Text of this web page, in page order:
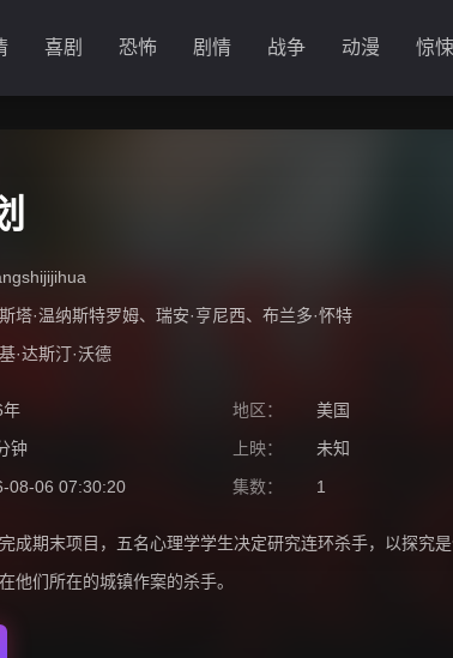
喜剧 恐怖 剧情 战争 动漫 惊悚
塔·温纳斯特罗姆、 瑞安·亨尼西、 布兰多·怀特
·达斯汀·沃德
年 地区： 美国
钟 上映： 未知
08-06 07:30:20 集数： 1
成期末项目，五名心理学学生决定研究连环杀手，以探究
他们所在的城镇作案的杀手。